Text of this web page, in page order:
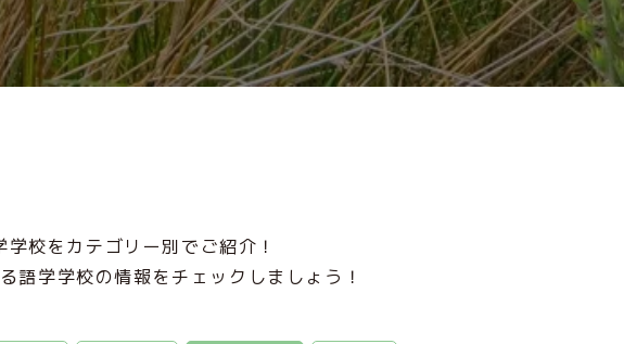
校をカテゴリー別でご紹介！
語学学校の情報をチェックしましょう！